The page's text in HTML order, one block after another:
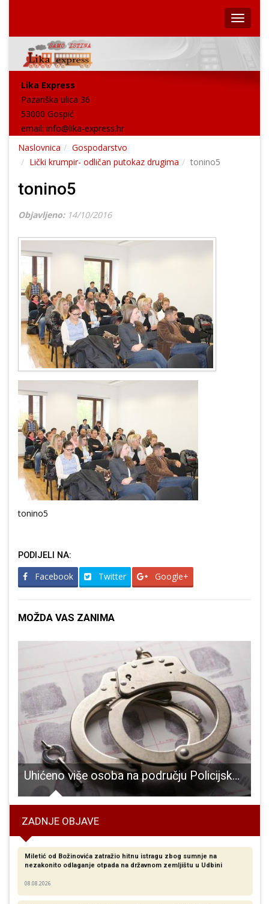
Lika Express
Pazariška ulica 36
53000 Gospić
email: info@lika-express.hr
Naslovnica
Gospodarstvo
Lički krumpir- odličan putokaz drugima
tonino5
tonino5
Objavljeno: 14/10/2016
tonino5
PODIJELI NA:
Facebook Twitter Google+
MOŽDA VAS ZANIMA
Uhićeno više osoba na području Policijske uprave ličko-senjske
ZADNJE OBJAVE
Miletić od Božinovića zatražio hitnu istragu zbog sumnje na
nezakonito odlaganje otpada na državnom zemljištu u Udbini
08.08.2026